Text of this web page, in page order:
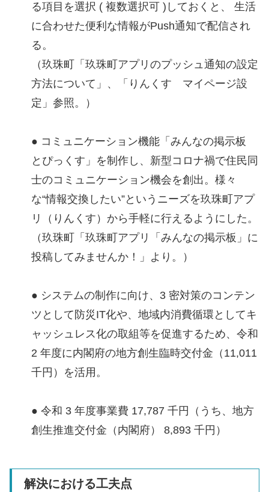
る項目を選択 ( 複数選択可 )しておくと、 生活
に合わせた便利な情報がPush通知で配信され
る。
（玖珠町「玖珠町アプリのプッシュ通知の設定
方法について」、「りんくす マイページ設
定」参照。）
● コミュニケーション機能「みんなの掲示板
とぴっくす」を制作し、新型コロナ禍で住民同
士のコミュニケーション機会を創出。様々
な“情報交換したい”というニーズを玖珠町アプ
リ（りんくす）から手軽に行えるようにした。
（玖珠町「玖珠町アプリ「みんなの掲示板」に
投稿してみませんか！」より。）
● システムの制作に向け、3 密対策のコンテン
ツとして防災IT化や、地域内消費循環としてキ
ャッシュレス化の取組等を促進するため、令和
2 年度に内閣府の地方創生臨時交付金（11,011
千円）を活用。
● 令和 3 年度事業費 17,787 千円（うち、地方
創生推進交付金（内閣府） 8,893 千円）
解決における工夫点